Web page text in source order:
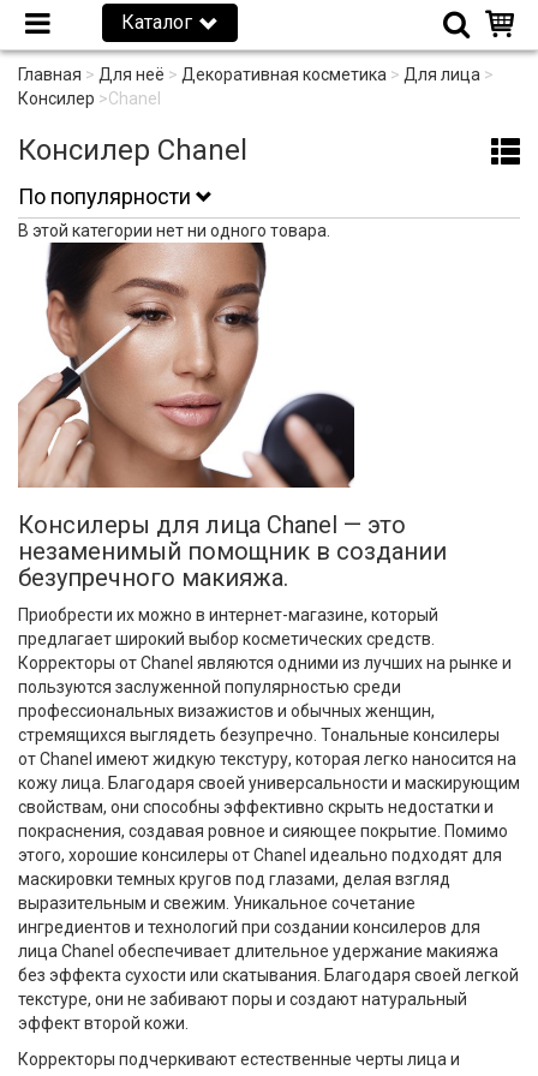
Каталог
Главная > Для неё > Декоративная косметика > Для лица >
Консилер >Chanel
Консилер Chanel
По популярности
В этой категории нет ни одного товара.
Консилеры для лица Chanel — это
незаменимый помощник в создании
безупречного макияжа.
Приобрести их можно в интернет-магазине, который
предлагает широкий выбор косметических средств.
Корректоры от Chanel являются одними из лучших на рынке и
пользуются заслуженной популярностью среди
профессиональных визажистов и обычных женщин,
стремящихся выглядеть безупречно. Тональные консилеры
от Chanel имеют жидкую текстуру, которая легко наносится на
кожу лица. Благодаря своей универсальности и маскирующим
свойствам, они способны эффективно скрыть недостатки и
покраснения, создавая ровное и сияющее покрытие. Помимо
этого, хорошие консилеры от Chanel идеально подходят для
маскировки темных кругов под глазами, делая взгляд
выразительным и свежим. Уникальное сочетание
ингредиентов и технологий при создании консилеров для
лица Chanel обеспечивает длительное удержание макияжа
без эффекта сухости или скатывания. Благодаря своей легкой
текстуре, они не забивают поры и создают натуральный
эффект второй кожи.
Корректоры подчеркивают естественные черты лица и